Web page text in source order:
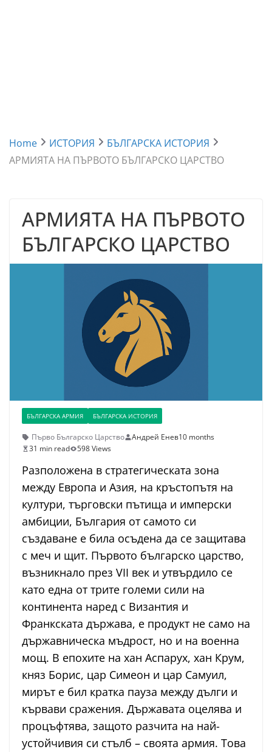
Home ИСТОРИЯ
БЪЛГАРСКА ИСТОРИЯ
АРМИЯТА НА ПЪРВОТО БЪЛГАРСКО ЦАРСТВО
АРМИЯТА НА ПЪРВОТО
БЪЛГАРСКО ЦАРСТВО
БЪЛГАРСКА АРМИЯ БЪЛГАРСКА ИСТОРИЯ
Първо Българско Царство Андрей Енев10 months
31 min read
598 Views
Разположена в стратегическата зона
между Европа и Азия, на кръстопътя на
култури, търговски пътища и имперски
амбиции, България от самото си
създаване е била осъдена да се защитава
с меч и щит. Първото българско царство,
възникнало през VII век и утвърдило се
като една от трите големи сили на
континента наред с Византия и
Франкската държава, е продукт не само на
държавническа мъдрост, но и на военна
мощ. В епохите на хан Аспарух, хан Крум,
княз Борис, цар Симеон и цар Самуил,
мирът е бил кратка пауза между дълги и
кървави сражения. Държавата оцелява и
процъфтява, защото разчита на най-
устойчивия си стълб – своята армия. Това